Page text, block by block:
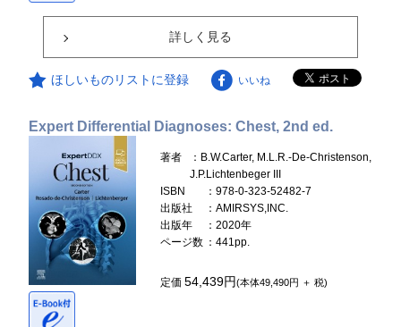
詳しく見る
ほしいものリストに登録 いいね
Expert Differential Diagnoses: Chest, 2nd ed.
著者
：B.W.Carter, M.L.R.-De-Christenson,
J.P.Lichtenbeger III
ISBN
：978-0-323-52482-7
出版社
：AMIRSYS,INC.
出版年
：2020年
ページ数 ：441pp.
定価54,439円(本体49,490円 ＋ 税)